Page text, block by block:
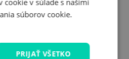
cookie v súlade s našimi
súborov cookie.
PRIJAŤ VŠETKO